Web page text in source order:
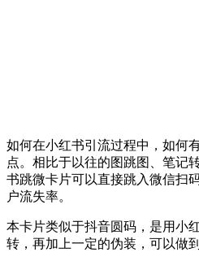
如何在小红书引流过程中，如何
点。相比于以往的图跳图、笔记
书跳微卡片可以直接跳入微信扫
户流失率。
本卡片类似于抖音圆码，是用小
转，再加上一定的伪装，可以做